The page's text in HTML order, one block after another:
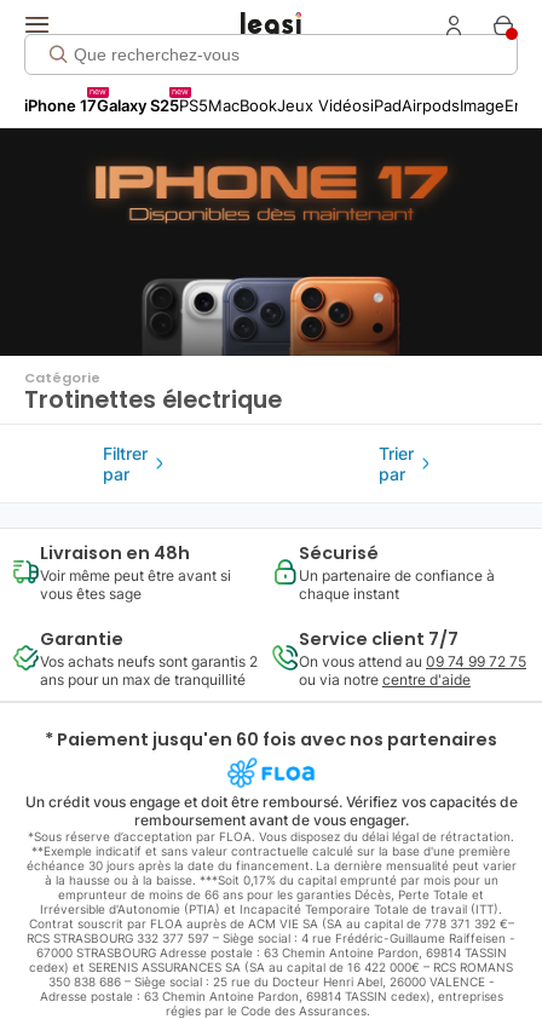
iPhone 17
new
Galaxy S25
new
PS5MacBookJeux VidéosiPadAirpodsImage
Click me!
Catégorie
Trotinettes électrique
Filtrer
par
Trier
par
Livraison en 48h
Voir même peut être avant si
vous êtes sage
Sécurisé
Un partenaire de confiance à
chaque instant
Garantie
Vos achats neufs sont garantis 2
ans pour un max de tranquillité
Service client 7/7
On vous attend au 09 74 99 72 75
ou via notre centre d'aide
* Paiement jusqu'en 60 fois avec nos partenaires
Un crédit vous engage et doit être remboursé. Vérifiez vos capacités de
remboursement avant de vous engager.
*Sous réserve d’acceptation par FLOA. Vous disposez du délai légal de rétractation.
**Exemple indicatif et sans valeur contractuelle calculé sur la base d'une première
échéance 30 jours après la date du financement. La dernière mensualité peut varier
à la hausse ou à la baisse. ***Soit 0,17% du capital emprunté par mois pour un
emprunteur de moins de 66 ans pour les garanties Décès, Perte Totale et
Irréversible d'Autonomie (PTIA) et Incapacité Temporaire Totale de travail (ITT).
Contrat souscrit par FLOA auprès de ACM VIE SA (SA au capital de 778 371 392 €–
RCS STRASBOURG 332 377 597 – Siège social : 4 rue Frédéric-Guillaume Raiffeisen -
67000 STRASBOURG Adresse postale : 63 Chemin Antoine Pardon, 69814 TASSIN
cedex) et SERENIS ASSURANCES SA (SA au capital de 16 422 000€ – RCS ROMANS
350 838 686 – Siège social : 25 rue du Docteur Henri Abel, 26000 VALENCE -
Adresse postale : 63 Chemin Antoine Pardon, 69814 TASSIN cedex), entreprises
régies par le Code des Assurances.